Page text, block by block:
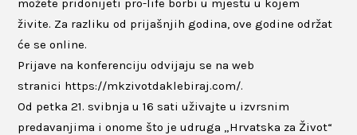
možete pridonijeti pro-life borbi u mjestu u kojem
živite. Za razliku od prijašnjih godina, ove godine održat
će se online.
Prijave na konferenciju odvijaju se na web
stranici https://mkzivotdaklebiraj.com/.
Od petka 21. svibnja u 16 sati uživajte u izvrsnim
predavanjima i onome što je udruga „Hrvatska za Život“